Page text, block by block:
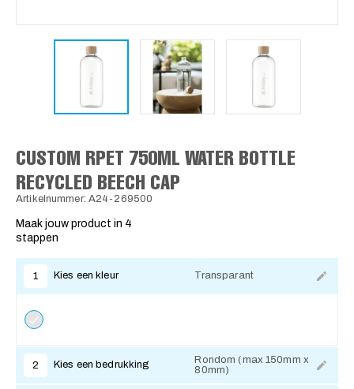
CUSTOM RPET 750ML WATER BOTTLE
RECYCLED BEECH CAP
Artikelnummer: A24-269500
Maak jouw product in 4
stappen
1 Kies een kleur Transparant
2 Kies een bedrukking
Rondom (max 150mm x
80mm)